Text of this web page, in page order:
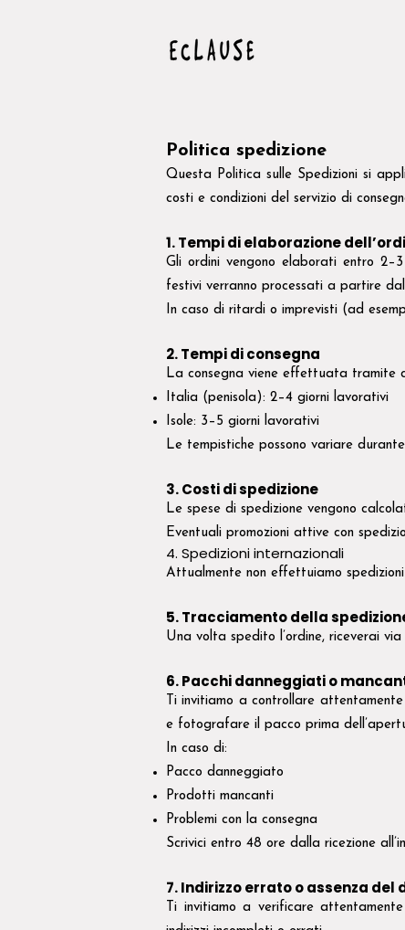
Politica spedizione
Questa Politica sulle Spedizioni si
costi e condizioni del servizio di
1. Tempi di elaborazione
Gli ordini vengono elaborati entro
festivi verranno processati a partire
In caso di ritardi o imprevisti (ad
2. Tempi di consegna
La consegna viene effettuata tramite
Italia (penisola): 2–4 giorni lavorativi
Isole: 3–5 giorni lavorativi
Le tempistiche possono variare
3. Costi di spedizione
Le spese di spedizione vengono
Eventuali promozioni attive con
4. Spedizioni internazionali
Attualmente non effettuiamo
5. Tracciamento della
Una volta spedito l’ordine, riceverai
6. Pacchi danneggiati o
Ti invitiamo a controllare
e fotografare il pacco prima
In caso di:
Pacco danneggiato
Prodotti mancanti
Problemi con la consegna
Scrivici entro 48 ore dalla ricezione
7. Indirizzo errato o assenza
Ti invitiamo a verificare